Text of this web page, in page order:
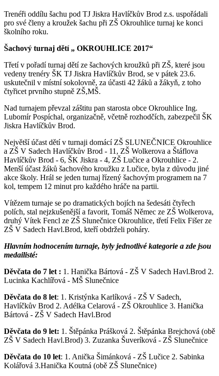
Trenéři oddílu šachu pod TJ Jiskra Havlíčkův Brod z.s. uspořádali
pro své členy a kroužek šachu při ZŠ Okrouhlice turnaj ke konci
školního roku.
Šachový turnaj dětí „ OKROUHLICE 2017“
Třetí v pořadí turnaj dětí ze šachových kroužků při ZŠ, které jsou
vedeny trenéry ŠK TJ Jiskra Havlíčkův Brod, se v pátek 23.6.
uskutečnil v místní sokolovně, za účasti 42 žáků a žákyň, z toho
čtyřicet prvního stupně ZŠ,MŠ.
Nad turnajem převzal záštitu pan starosta obce Okrouhlice Ing.
Lubomír Pospíchal, organizačně, včetně rozhodčích, zabezpečil ŠK
Jiskra Havlíčkův Brod.
Největší účast dětí v turnaji domácí ZŠ SLUNEČNICE Okrouhlice
a ZŠ V Sadech Havlíčkův Brod - 11, ZŠ Wolkerova a Štáflova
Havlíčkův Brod - 6, ŠK Jiskra - 4, ZŠ Lučice a Okrouhlice - 2.
Menší účast žáků šachového kroužku z Lučice, byla z důvodu jiné
akce školy. Hrál se jeden turnaj řízený šachovým programem na 7
kol, tempem 12 minut pro každého hráče na partii.
Vítězem turnaje se po dramatických bojích na šedesáti čtyřech
polích, stal nejzkušenější a favorit, Tomáš Němec ze ZŠ Wolkerova,
druhý Vítek Fencl ze ZŠ Slunečnice Okrouhlice, třetí Felix Fišer ze
ZŠ V Sadech Havl.Brod, kteří obdrželi poháry.
Hlavním hodnocením turnaje, byly jednotlivé kategorie a zde jsou
medailisté:
Děvčata do 7 let : 1. Hanička Bártová - ZŠ V Sadech Havl.Brod 2.
Lucinka Kachlířová - MŠ Slunečnice
Děvčata do 8 let: 1. Kristýnka Karlíková - ZŠ V Sadech,
Havlíčkův Brod 2. Adélka Celarová - ZŠ Okrouhlice 3. Hanička
Bártová - ZŠ V Sadech Havl.Brod
Děvčata do 9 let: 1. Štěpánka Prášková 2. Štěpánka Brejchová (obě
ZŠ V Sadech Havl.Brod) 3. Zuzanka Šuveríková - ZŠ Slunečnice
Děvčata do 10 let: 1. Anička Šimánková - ZŠ Lučice 2. Sabinka
Kolářová 3.Hanička Koutná (obě ZŠ Slunečnice)